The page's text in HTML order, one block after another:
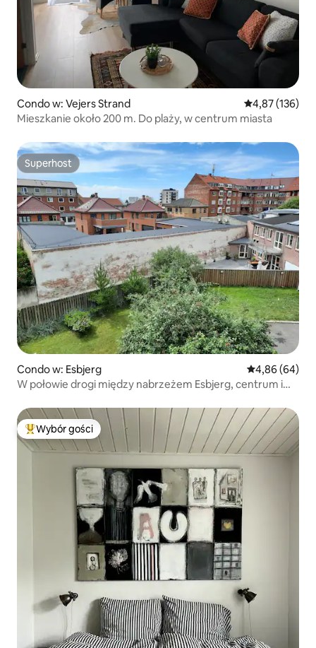
Condo w: Vejers Strand Średnia
4,87 (136)
Mieszkanie około 200 m. Do plaży, w centrum miasta
Superhost
Superhost
Condo w: Esbjerg Średnia
4,86 (64)
W połowie drogi między nabrzeżem Esbjerg, centrum i
Najpopularniejsze z kategorii Wybór gości
Wybór gości